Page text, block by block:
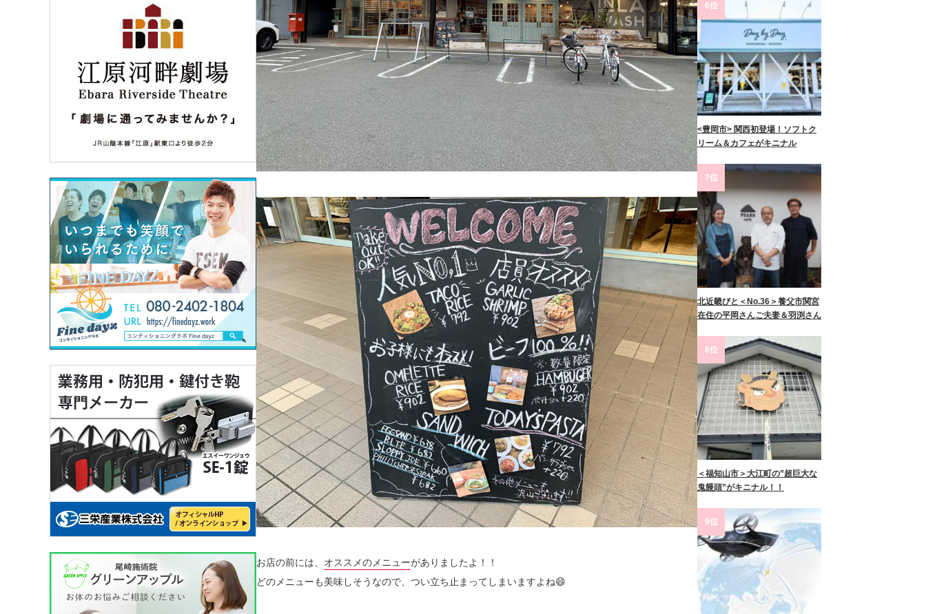
お店の前には、 オススメのメニューがありましたよ！！
どのメニューも美味しそうなので、つい立ち止まってしまいますよね😄
6位
<豊岡市> 関西初登場！ソフトク
リーム＆カフェがキニナル
7位
北近畿びと＜No.36＞養父市関宮
在住の平岡さんご夫妻＆羽渕さん
8位
＜福知山市＞大江町の”超巨大な
鬼饅頭”がキニナル！！
9位